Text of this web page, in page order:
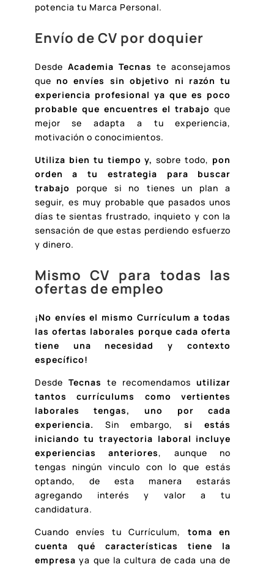
potencia tu Marca Personal.
Envío de CV por doquier
Desde Academia Tecnas te aconsejamos
que no envíes sin objetivo ni razón tu
experiencia profesional ya que es poco
probable que encuentres el trabajo que
mejor se adapta a tu experiencia,
motivación o conocimientos.
Utiliza bien tu tiempo y, sobre todo, pon
orden a tu estrategia para buscar
trabajo porque si no tienes un plan a
seguir, es muy probable que pasados unos
días te sientas frustrado, inquieto y con la
sensación de que estas perdiendo esfuerzo
y dinero.
Mismo CV para todas las
ofertas de empleo
¡No envíes el mismo Currículum a todas
las ofertas laborales porque cada oferta
tiene una necesidad y contexto
específico!
Desde Tecnas te recomendamos utilizar
tantos currículums como vertientes
laborales tengas, uno por cada
experiencia. Sin embargo,si estás
iniciando tu trayectoria laboral incluye
experiencias anteriores, aunque no
tengas ningún vinculo con lo que estás
optando, de esta manera estarás
agregando interés y valor a tu
candidatura.
Cuando envíes tu Currículum, toma en
cuenta qué características tiene la
empresa ya que la cultura de cada una de